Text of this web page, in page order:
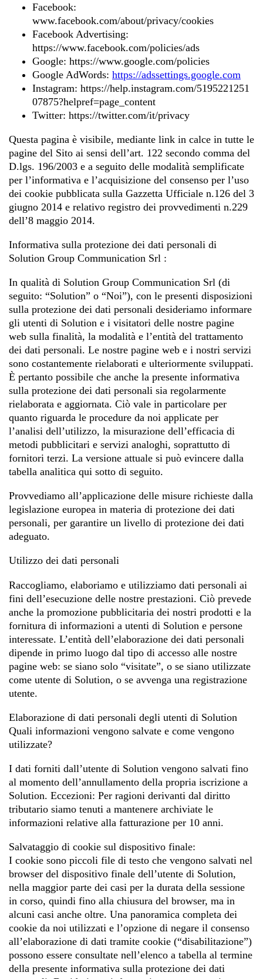
Facebook:
www.facebook.com/about/privacy/cookies
Facebook Advertising:
https://www.facebook.com/policies/ads
Google: https://www.google.com/policies
Google AdWords: https://adssettings.google.com
Instagram: https://help.instagram.com/5195221251
07875?helpref=page_content
Twitter: https://twitter.com/it/privacy
Questa pagina è visibile, mediante link in calce in tutte le
pagine del Sito ai sensi dell’art. 122 secondo comma del
D.lgs. 196/2003 e a seguito delle modalità semplificate
per l’informativa e l’acquisizione del consenso per l’uso
dei cookie pubblicata sulla Gazzetta Ufficiale n.126 del 3
giugno 2014 e relativo registro dei provvedimenti n.229
dell’8 maggio 2014.
Informativa sulla protezione dei dati personali di
Solution Group Communication Srl :
In qualità di Solution Group Communication Srl (di
seguito: “Solution” o “Noi”), con le presenti disposizioni
sulla protezione dei dati personali desideriamo informare
gli utenti di Solution e i visitatori delle nostre pagine
web sulla finalità, la modalità e l’entità del trattamento
dei dati personali. Le nostre pagine web e i nostri servizi
sono costantemente rielaborati e ulteriormente sviluppati.
È pertanto possibile che anche la presente informativa
sulla protezione dei dati personali sia regolarmente
rielaborata e aggiornata. Ciò vale in particolare per
quanto riguarda le procedure da noi applicate per
l’analisi dell’utilizzo, la misurazione dell’efficacia di
metodi pubblicitari e servizi analoghi, soprattutto di
fornitori terzi. La versione attuale si può evincere dalla
tabella analitica qui sotto di seguito.
Provvediamo all’applicazione delle misure richieste dalla
legislazione europea in materia di protezione dei dati
personali, per garantire un livello di protezione dei dati
adeguato.
Utilizzo dei dati personali
Raccogliamo, elaboriamo e utilizziamo dati personali ai
fini dell’esecuzione delle nostre prestazioni. Ciò prevede
anche la promozione pubblicitaria dei nostri prodotti e la
fornitura di informazioni a utenti di Solution e persone
interessate. L’entità dell’elaborazione dei dati personali
dipende in primo luogo dal tipo di accesso alle nostre
pagine web: se siano solo “visitate”, o se siano utilizzate
come utente di Solution, o se avvenga una registrazione
utente.
Elaborazione di dati personali degli utenti di Solution
Quali informazioni vengono salvate e come vengono
utilizzate?
I dati forniti dall’utente di Solution vengono salvati fino
al momento dell’annullamento della propria iscrizione a
Solution. Eccezioni: Per ragioni derivanti dal diritto
tributario siamo tenuti a mantenere archiviate le
informazioni relative alla fatturazione per 10 anni.
Salvataggio di cookie sul dispositivo finale:
I cookie sono piccoli file di testo che vengono salvati nel
browser del dispositivo finale dell’utente di Solution,
nella maggior parte dei casi per la durata della sessione
in corso, quindi fino alla chiusura del browser, ma in
alcuni casi anche oltre. Una panoramica completa dei
cookie da noi utilizzati e l’opzione di negare il consenso
all’elaborazione di dati tramite cookie (“disabilitazione”)
possono essere consultate nell’elenco a tabella al termine
della presente informativa sulla protezione dei dati